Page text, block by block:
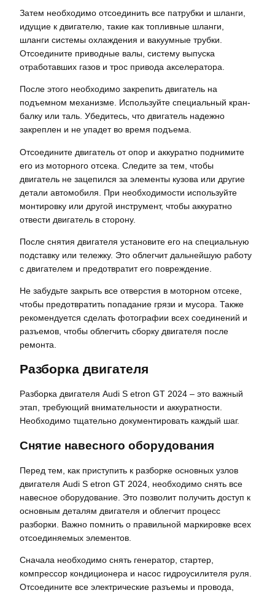
Затем необходимо отсоединить все патрубки и шланги,
идущие к двигателю, такие как топливные шланги,
шланги системы охлаждения и вакуумные трубки.
Отсоедините приводные валы, систему выпуска
отработавших газов и трос привода акселератора.
После этого необходимо закрепить двигатель на
подъемном механизме. Используйте специальный кран-
балку или таль. Убедитесь, что двигатель надежно
закреплен и не упадет во время подъема.
Отсоедините двигатель от опор и аккуратно поднимите
его из моторного отсека. Следите за тем, чтобы
двигатель не зацепился за элементы кузова или другие
детали автомобиля. При необходимости используйте
монтировку или другой инструмент, чтобы аккуратно
отвести двигатель в сторону.
После снятия двигателя установите его на специальную
подставку или тележку. Это облегчит дальнейшую работу
с двигателем и предотвратит его повреждение.
Не забудьте закрыть все отверстия в моторном отсеке,
чтобы предотвратить попадание грязи и мусора. Также
рекомендуется сделать фотографии всех соединений и
разъемов, чтобы облегчить сборку двигателя после
ремонта.
Разборка двигателя
Разборка двигателя Audi S etron GT 2024 – это важный
этап, требующий внимательности и аккуратности.
Необходимо тщательно документировать каждый шаг.
Снятие навесного оборудования
Перед тем, как приступить к разборке основных узлов
двигателя Audi S etron GT 2024, необходимо снять все
навесное оборудование. Это позволит получить доступ к
основным деталям двигателя и облегчит процесс
разборки. Важно помнить о правильной маркировке всех
отсоединяемых элементов.
Сначала необходимо снять генератор, стартер,
компрессор кондиционера и насос гидроусилителя руля.
Отсоедините все электрические разъемы и провода,